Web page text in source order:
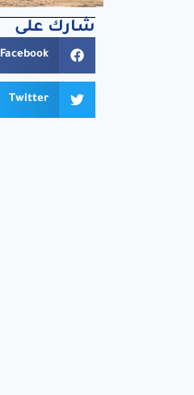
شارك على
Facebook
Twitter